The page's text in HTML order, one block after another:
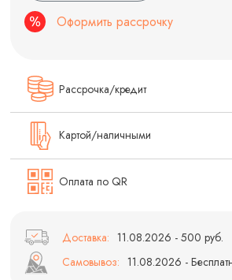
Оформить рассрочку
Рассрочка/кредит
Картой/наличными
Оплата по QR
Доставка: 11.08.2026 - 500 руб.
Самовывоз: 11.08.2026 -